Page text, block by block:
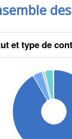
et type de